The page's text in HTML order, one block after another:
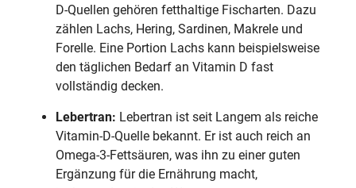
D-Quellen gehören fetthaltige Fischarten. Dazu
zählen Lachs, Hering, Sardinen, Makrele und
Forelle. Eine Portion Lachs kann beispielsweise
den täglichen Bedarf an Vitamin D fast
vollständig decken.
Lebertran: Lebertran ist seit Langem als reiche
Vitamin-D-Quelle bekannt. Er ist auch reich an
Omega-3-Fettsäuren, was ihn zu einer guten
Ergänzung für die Ernährung macht,